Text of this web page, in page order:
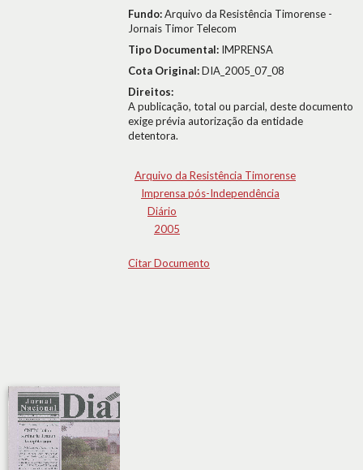
Fundo:Arquivo da Resistência Timorense -
Jornais Timor Telecom
Tipo Documental: IMPRENSA
Cota Original:DIA_2005_07_08
Direitos:
A publicação, total ou parcial, deste documento
exige prévia autorização da entidade
detentora.
Arquivo da Resistência Timorense
Imprensa pós-Independência
Diário
2005
Citar Documento